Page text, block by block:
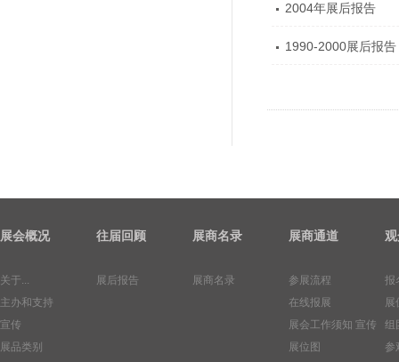
2004年展后报告
1990-2000展后报告
展会概况
关于...
主办和支持
宣传
展品类别
往届回顾
展后报告
展商名录
展商名录
展商通道
参展流程
在线报展
展会工作须知 宣传
展位图
报
展
组
参